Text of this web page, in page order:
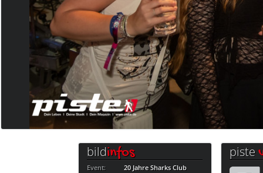
bildinfos
Event:
20 Jahre Sharks Club
piste